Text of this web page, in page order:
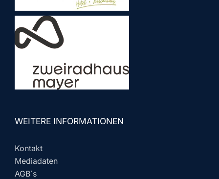
WEITERE INFORMATIONEN
Kontakt
Mediadaten
AGB´s